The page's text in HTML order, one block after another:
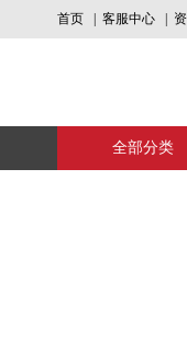
首页 客服中心
全部分类